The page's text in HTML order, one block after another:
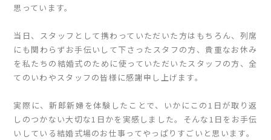
思っています。
当日、スタッフとして携わっていただいた方はもちろん、列席
にも関わらずお手伝いして下さったスタフの方、貴重なお休み
を私たちの結婚式のために使っていただいたスタッフの方、全
てのいわやスタッフの皆様に感謝申し上げます。
実際に、新郎新婦を体験したことで、いかにこの1日が取り返
しのつかない大切な1日かを実感しました。そんな1日をお手伝
いしている結婚式場のお仕事ってやっぱりすごいと思います。